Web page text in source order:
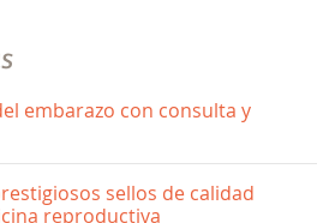
embarazo con consulta y
sellos de calidad
reproductiva